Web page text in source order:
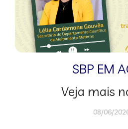
SBP EM
Veja mais
08/06/